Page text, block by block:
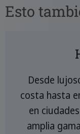
Esto
Desde
costa hasta
en
amplia